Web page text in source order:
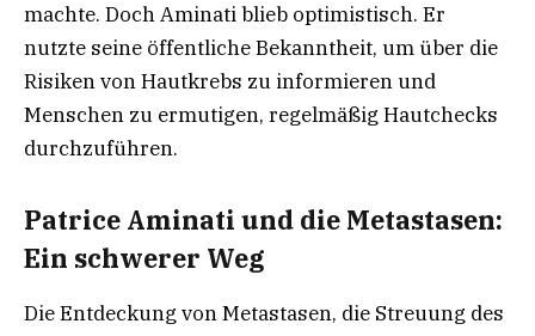
machte. Doch Aminati blieb optimistisch. Er
nutzte seine öffentliche Bekanntheit, um über die
Risiken von Hautkrebs zu informieren und
Menschen zu ermutigen, regelmäßig Hautchecks
durchzuführen.
Patrice Aminati und die Metastasen:
Ein schwerer Weg
Die Entdeckung von Metastasen, die Streuung des